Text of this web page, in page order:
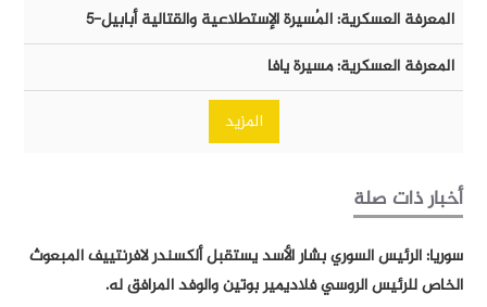
المعرفة العسكرية: المُسيرة الإستطلاعية والقتالية أبابيل-٥
المعرفة العسكرية: مسيرة يافا
المزيد
أخبار ذات صلة
سوريا: الرئيس السوري بشار الأسد يستقبل ألكسندر لافرنتييف المبعوث
الخاص للرئيس الروسي فلاديمير بوتين والوفد المرافق له.